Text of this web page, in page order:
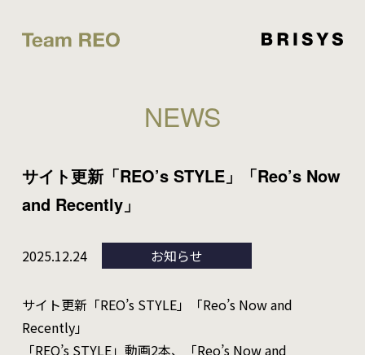
NEWS
サイト更新「REO’s STYLE」「Reo’s Now
and Recently」
2025.12.24 お知らせ
サイト更新「REO’s STYLE」「Reo’s Now and
Recently」
「REO’s STYLE」動画2本、「Reo’s Now and